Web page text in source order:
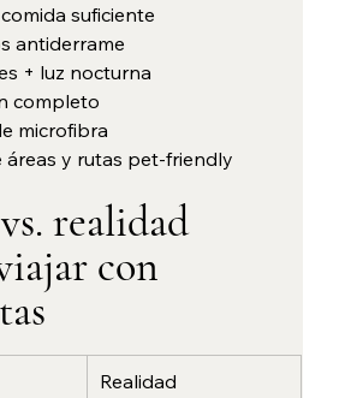
suficiente
antiderrame
+ luz nocturna
completo
microfibra
áreas y rutas pet-friendly
realidad
con
Realidad